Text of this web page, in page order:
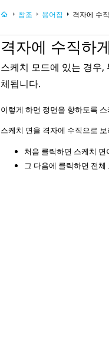
참조 용어집 격자에 수
격자에 수직하
스케치 모드에 있는 경우,
체됩니다.
이렇게 하면 정면을 향하도록
스케치 면을 격자에 수직으로
처음 클릭하면 스케치
그 다음에 클릭하면 전